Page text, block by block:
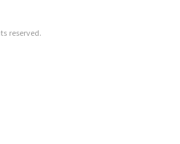
게도 가장 민감한 사안이
reserved.